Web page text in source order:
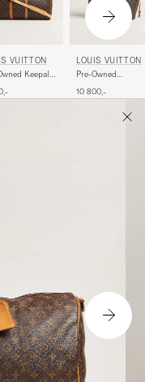
VUITTON
Keepall
LOUIS VUITTON
Pre-Owned
Monogram
10 800,-